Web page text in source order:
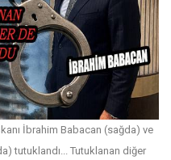
İbrahim Babacan (sağda) ve
tutuklandı... Tutuklanan diğer